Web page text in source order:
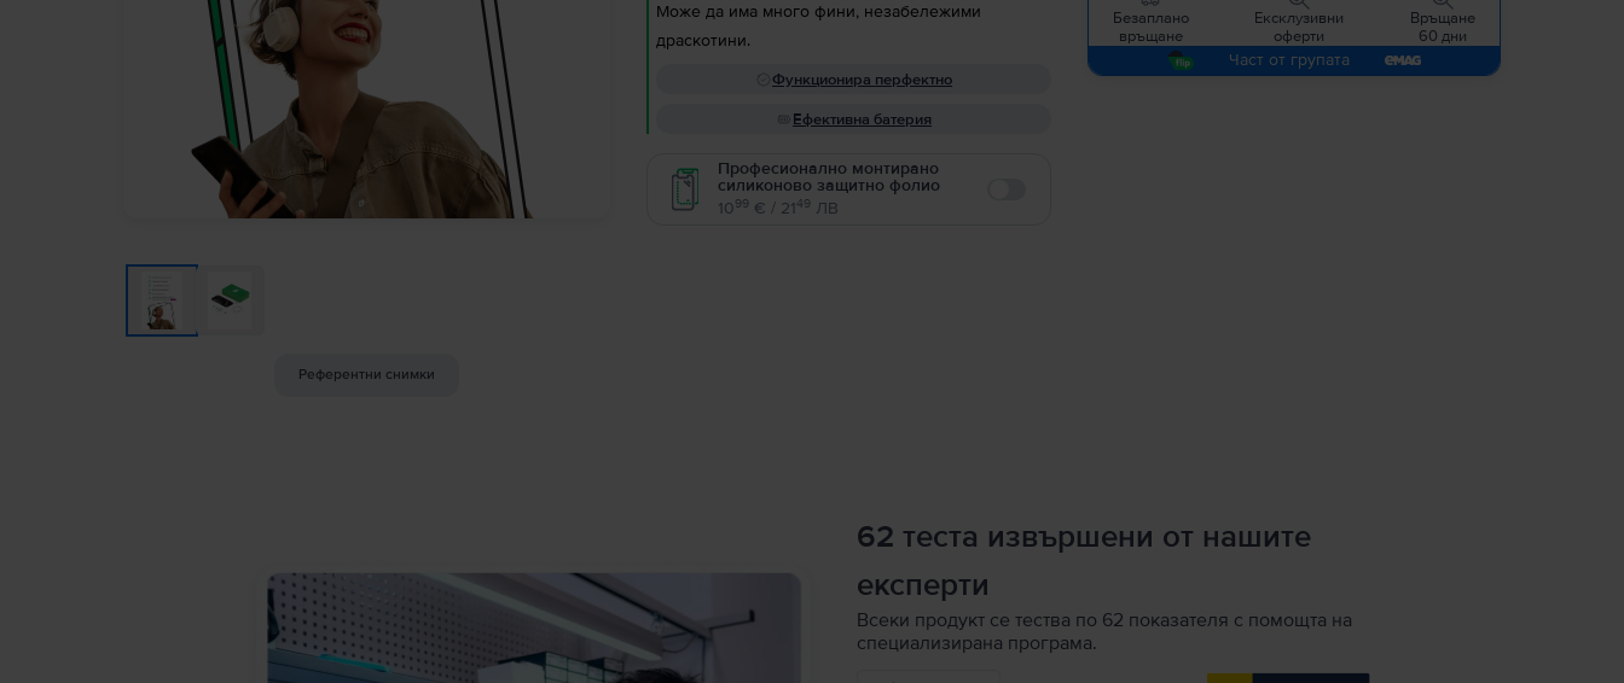
Референтни снимки
Може да има много фини, незабележими
драскотини.
Функционира перфектно
Ефективна батерия
Професионално монтирано
силиконово защитно фолио
1099 € / 2149 ЛВ
Безаплано
връщане
Ексклузивни
оферти
Връщане
60 дни
Част от групата
62 теста извършени от нашите
експерти
Всеки продукт се тества по 62 показателя с помощта на
специализирана програма.